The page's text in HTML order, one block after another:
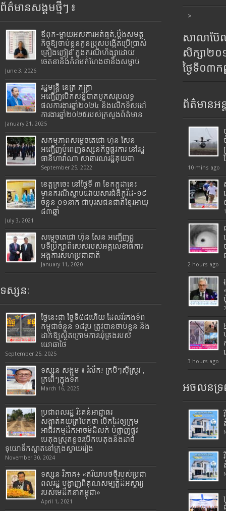
ព័ត៌មានសង្គមថ្មីៗ ៖
ឪពុក-ម្ដាយអស់ការអត់ធ្មត់,ប្ដឹងសមត្ថ
កិច្ចឱ្យចាប់ខ្លួនកូនប្រុសបង្កើតប្រើប្រាស់
គ្រឿងញៀន ក្នុងករណីហិង្សាដោយ
ចេតនានិងគំរាមកំហែងថានឹងសម្លាប់
June 3, 2026
រដ្ឋមន្រ្តី​ នេត្រ​ ភក្ត្រា​
អញ្ជើញបើកសន្និបាតបូកសរុបលទ្ធ
ផលការងារឆ្នាំ២០២៤ និងលើកទិសដៅ
ការងារឆ្នាំ២០២៥របស់​ក្រសួង​ព័ត៌មាន​
January 21, 2025
សកម្មភាពសម្តេចតេជោ ហ៊ុន សែន
អញ្ជើញបំពេញទស្សនកិច្ចផ្លូវការ នៅរដ្ឋ
ធានីហាវ៉ាណា សាធារណរដ្ឋគុយបា
September 25, 2022
ខេត្តក្រចេះ នៅថ្ងៃទី ៣ ខែកក្កដានេះ
មានករណីស្លាប់ដោយសារជំងឺកូវីដ-១៩
ចំនួន ០១នាក់ ជាបុរសជនជាតិខ្មែរអាយុ
៨៣ឆ្នាំ
July 3, 2021
សម្តេចតេជោ ហ៊ុន សែន អញ្ជើញជួ
បទីប្រឹក្សាពិសេសរបស់អគ្គលេខាធិការ
អង្គការសហប្រជាជាតិ
January 11, 2020
ទស្សនៈ
ថ្ងៃនេះជា ថ្ងៃទី៥៨ហើយ ដែលវីរកងទ័ព
កម្ពុជាចំនួន ១៨រូប ត្រូវបានចាប់ខ្លួន និង
ដាក់ឱ្យស្ថិតក្រោមការឃុំគ្រងរបស់
យោធាថៃ
September 25, 2025
ទស្សនៈសង្គម ៖ រំលឹក! ក្របីៗស៊ីស្រូវ ,
ក្រពើៗក្នុងទឹក
March 16, 2025
ប្រជាពលរដ្ឋ រិះគន់អាជ្ញាធរ
សង្កាត់គយត្របែកថា បើកដៃឲ្យក្រុម
អាជីវកម្មដឹកអាចម៍ដីលក់ បំផ្លាញផ្លូវ
បេតុងស្រុតខូចរបើកបេតុងនិងដាច់
ទុយោទឹកស្អាតនៅក្រុងស្វាយរៀង
November 30, 2024
ទស្សនៈវិភាគ៖ «ឥរិយាបថថ្មីរបស់ប្រជា
ពលរដ្ឋ បង្ហាញពីគុណសម្បត្តិដ៏អស្ចារ្យ
របស់មេដឹកនាំកម្ពុជា»
April 1, 2021
>
សាលាប៊ែ
សិក្សា២
ថ្ងៃទី០៣
ព័ត៌មានអន្
10 mins ago
2 hours ago
3 hours ago
អចលនទ្រ